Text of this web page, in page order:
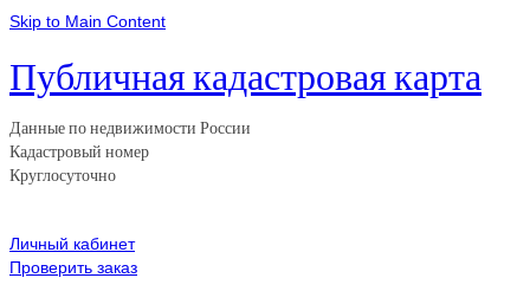
Skip to Main Content
Публичная кадастровая карта
Данные по недвижимости России
Кадастровый номер
Круглосуточно
Личный кабинет
Проверить заказ